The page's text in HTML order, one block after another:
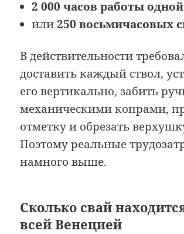
2 000 часов работы
или250 восьмичасовых
В действительности
доставить каждый ствол,
его вертикально, забить
механическими копрами,
отметку и обрезать
Поэтому реальные
намного выше.
Сколько свай
всей Венецией